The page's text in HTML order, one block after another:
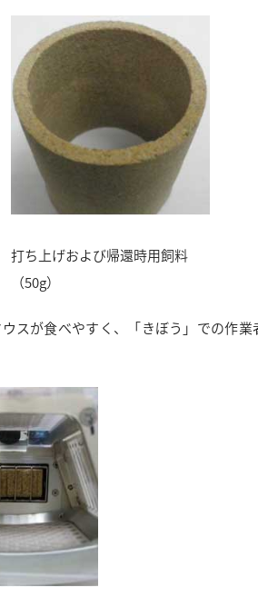
打ち上げおよび帰還時用飼料
（50g）
スが食べやすく、「きぼう」での作業